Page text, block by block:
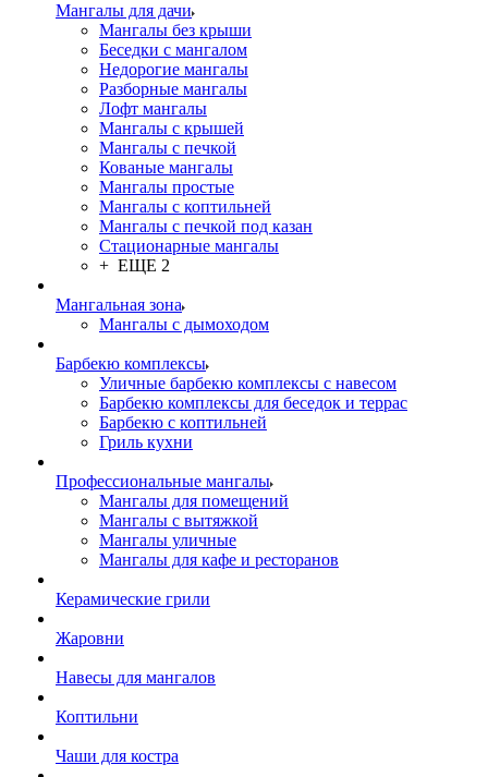
Мангалы для дачи
Мангалы без крыши
Беседки с мангалом
Недорогие мангалы
Разборные мангалы
Лофт мангалы
Мангалы с крышей
Мангалы с печкой
Кованые мангалы
Мангалы простые
Мангалы с коптильней
Мангалы с печкой под казан
Стационарные мангалы
+ ЕЩЕ 2
Мангальная зона
Мангалы с дымоходом
Барбекю комплексы
Уличные барбекю комплексы с навесом
Барбекю комплексы для беседок и террас
Барбекю с коптильней
Гриль кухни
Профессиональные мангалы
Мангалы для помещений
Мангалы с вытяжкой
Мангалы уличные
Мангалы для кафе и ресторанов
Керамические грили
Жаровни
Навесы для мангалов
Коптильни
Чаши для костра